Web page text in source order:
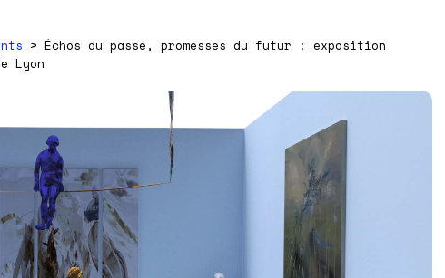
> Échos du passé, promesses du futur : exposition
Lyon